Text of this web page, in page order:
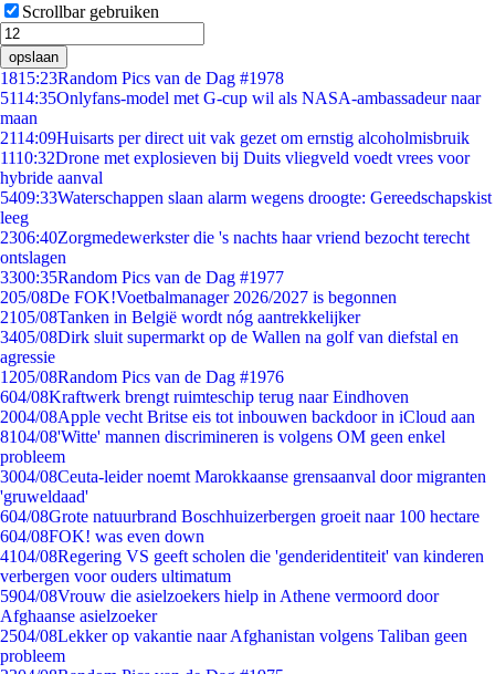
Scrollbar gebruiken
opslaan
1815:23Random Pics van de Dag #1978
5114:35Onlyfans-model met G-cup wil als NASA-ambassadeur naar
maan
2114:09Huisarts per direct uit vak gezet om ernstig alcoholmisbruik
1110:32Drone met explosieven bij Duits vliegveld voedt vrees voor
hybride aanval
5409:33Waterschappen slaan alarm wegens droogte: Gereedschapskist
leeg
2306:40Zorgmedewerkster die 's nachts haar vriend bezocht terecht
ontslagen
3300:35Random Pics van de Dag #1977
205/08De FOK!Voetbalmanager 2026/2027 is begonnen
2105/08Tanken in België wordt nóg aantrekkelijker
3405/08Dirk sluit supermarkt op de Wallen na golf van diefstal en
agressie
1205/08Random Pics van de Dag #1976
604/08Kraftwerk brengt ruimteschip terug naar Eindhoven
2004/08Apple vecht Britse eis tot inbouwen backdoor in iCloud aan
8104/08'Witte' mannen discrimineren is volgens OM geen enkel
probleem
3004/08Ceuta-leider noemt Marokkaanse grensaanval door migranten
'gruweldaad'
604/08Grote natuurbrand Boschhuizerbergen groeit naar 100 hectare
604/08FOK! was even down
4104/08Regering VS geeft scholen die 'genderidentiteit' van kinderen
verbergen voor ouders ultimatum
5904/08Vrouw die asielzoekers hielp in Athene vermoord door
Afghaanse asielzoeker
2504/08Lekker op vakantie naar Afghanistan volgens Taliban geen
probleem